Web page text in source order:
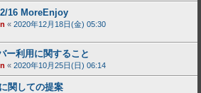
16 MoreEnjoy
« 2020年12月18日(金) 05:30
ー利用に関すること
« 2020年10月25日(日) 06:14
関しての提案